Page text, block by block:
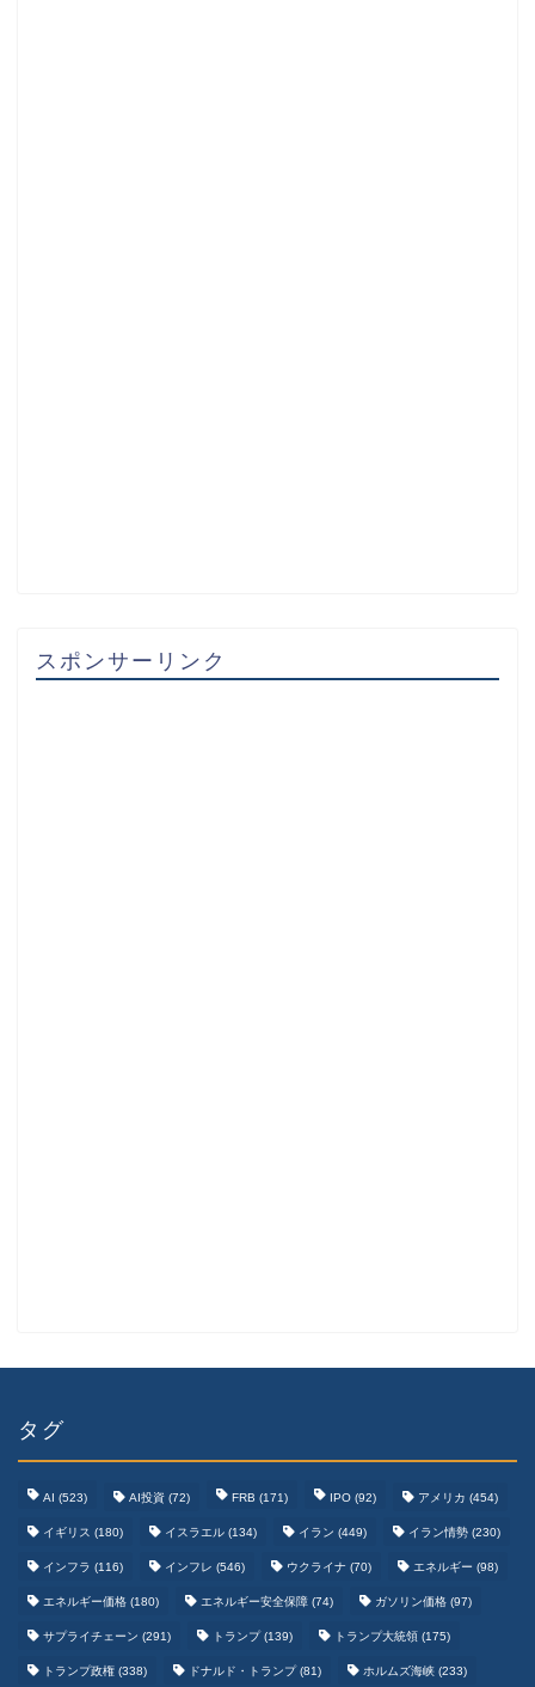
スポンサーリンク
タグ
AI (523) AI投資 (72) FRB (171) IPO (92) アメリカ (454)
イギリス (180) イスラエル (134) イラン (449) イラン情勢 (230)
インフラ (116) インフレ (546) ウクライナ (70) エネルギー (98)
エネルギー価格 (180) エネルギー安全保障 (74) ガソリン価格 (97)
サプライチェーン (291) トランプ(139) トランプ大統領 (175)
トランプ政権 (338) ドナルド・トランプ(81) ホルムズ海峡 (233)